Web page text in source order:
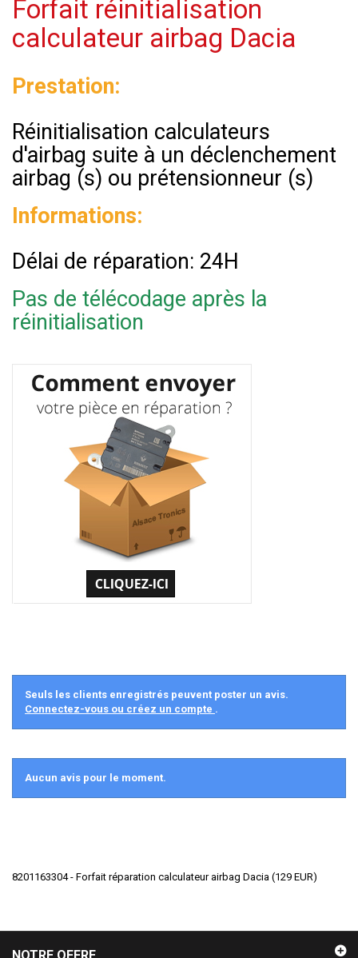
Forfait réinitialisation
calculateur airbag Dacia
Prestation:
Réinitialisation calculateurs
d'airbag suite à un déclenchement
airbag (s) ou prétensionneur (s)
Informations:
Délai de réparation: 24H
Pas de télécodage après la
réinitialisation
Seuls les clients enregistrés peuvent poster un avis.
Connectez-vous ou créez un compte .
Aucun avis pour le moment.
8201163304 - Forfait réparation calculateur airbag Dacia (129 EUR)